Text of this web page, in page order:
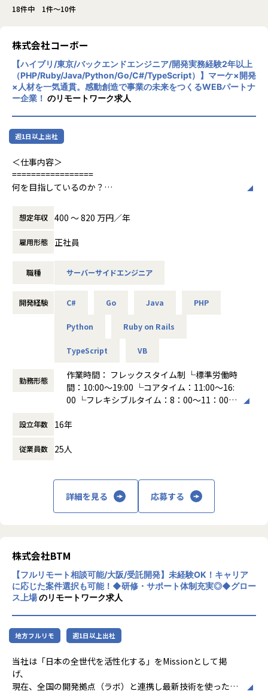
18件中 1件～10件
株式会社コーボー
【ハイブリ/東京/バックエンドエンジニア/開発実務経験2年以上
（PHP/Ruby/Java/Python/Go/C#/TypeScript）】マーケ×開発
×人材を一気通貫。感動創造で事業の未来をつくるWEBパートナ
ー企業！ のリモートワーク求人
週1日以上出社
＜仕事内容＞
=================
何を目指しているのか？
どんな案件に参画するのか？
どんなキャリアを作りたいのか？
それはあなたと会社で共に創っていくものだと考えます。
評価され、
高められる環境を作っています。
＝＝＝＝＝＝＝＝＝＝＝＝＝＝＝＝＝＝＝＝＝＝＝＝＝＝＝
＝
【納得度と満足の高い報酬・評価制度】
オファー時の年収UPに加え、入社後の評価制度や
収をあげています。
✅1年で70％のエンジニアが単価UP！実績多数！
現場での評価を高め、1年間で単価が14万円UPした社員もい
上げていくことが可能です。
単価がUPすると賞与額の増加につながります。
✅エンジニアの価値を正当に評価し、成長を後押しする人事
制度
◎透明度と納得度の高い評価制度
・2025年も評価制度をエンジニアと共にブラッシュアップ！
改良を重ねています
内・自学を多角的に評価
◎適切なフィードバックと目標設定でキャリアアップ
想定年収 400 〜 820 万円／年
雇用形態 正社員
職種 サーバーサイドエンジニア
開発経験 C# Go Java PHP
Python Ruby on Rails
TypeScript VB
勤務形態
作業時間： フレックスタイム制 └標準労働時
間：10:00〜19:00 └コアタイム：11:00～16:
00 └フレキシブルタイム：8：00～11：00、
働き方：
時間）
設立年数 16年
従業員数 25人
詳細を見る 応募する
株式会社BTM
【フルリモート相談可能/大阪/受託開発】未経験OK！キャリア
に応じた案件選択も可能！◆研修・サポート体制充実◎◆グロー
ス上場のリモートワーク求人
地方フルリモ 週1日以上出社
当社は「日本の全世代を活性化する」をMissionとして掲
げ、
現在、全国の開発拠点（ラボ）と連携し最新技術を使ったW